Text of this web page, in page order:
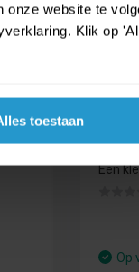
onze website te
Klik op
toestaan
Een
Op